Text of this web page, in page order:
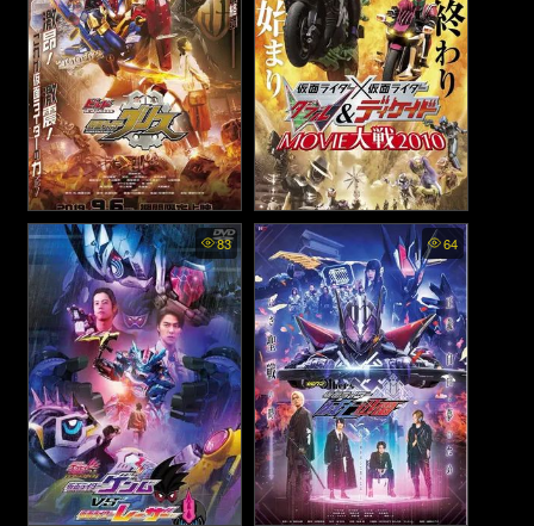
Build New World: Kamen
Rider Grease - มาสค์ไรเดอร์บิ
ลด์ นิวเวิลด์: มาสค์ไรเดอร์กรีส
(2013)
Kamen Rider × Kamen Rider
W & Decade: Movie War -
มาสค์ไรเดอร์ × มาสค์ไรเดอร์
ดับเบิล & ดีเคด: มูฟวี่ แวอร์
(2010)
83 64